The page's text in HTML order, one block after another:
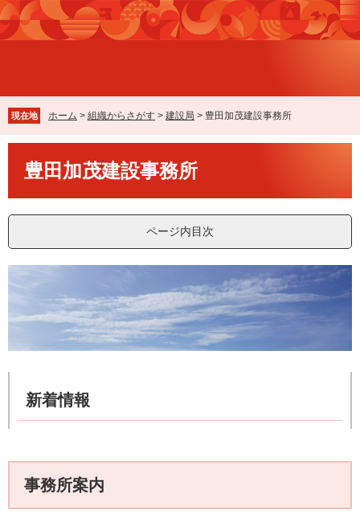
ペ
ー
ジ
で
す
。
メ
ニ
ュ
ば
し
て
現在地 ホーム > 組織からさがす > 建設局 > 豊田加茂建設事務所
豊田加茂建設事務所
ページ内目次
新着情報
事務所案内